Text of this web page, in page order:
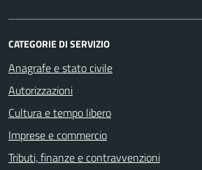
CATEGORIE DI SERVIZIO
Anagrafe e stato civile
Autorizzazioni
Cultura e tempo libero
Imprese e commercio
Tributi, finanze e contravvenzioni